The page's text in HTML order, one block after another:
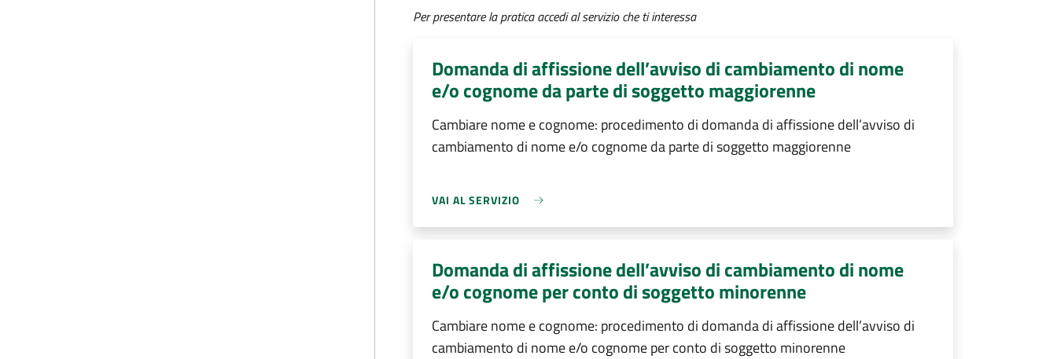
Per presentare la pratica accedi al servizio che ti interessa
Domanda di affissione dell’avviso di cambiamento di nome
e/o cognome da parte di soggetto maggiorenne
Cambiare nome e cognome: procedimento di domanda di affissione dell’avviso di
cambiamento di nome e/o cognome da parte di soggetto maggiorenne
VAI AL SERVIZIO
Domanda di affissione dell’avviso di cambiamento di nome
e/o cognome per conto di soggetto minorenne
Cambiare nome e cognome: procedimento di domanda di affissione dell’avviso di
cambiamento di nome e/o cognome per conto di soggetto minorenne